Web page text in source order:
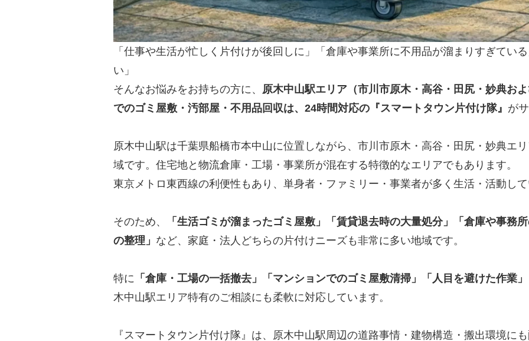
「仕事や生活が忙しく片付けが後回しに」「倉庫や事業所に不用品が溜まりすぎてい
い」
そんなお悩みをお持ちの方に、 原木中山駅エリア（市川市原木・高谷・田尻・妙典お
でのゴミ屋敷・汚部屋・不用品回収は、24時間対応の『スマートタウン片付け隊』 が
原木中山駅は千葉県船橋市本中山に位置しながら、市川市原木・高谷・田尻・妙典エ
域です。住宅地と物流倉庫・工場・事業所が混在する特徴的なエリアでもあります。
東京メトロ東西線の利便性もあり、単身者・ファミリー・事業者が多く生活・活動し
そのため、
「生活ゴミが溜まったゴミ屋敷」「賃貸退去時の大量処分」「倉庫や事務
の整理」 など、家庭・法人どちらの片付けニーズも非常に多い地域です。
特に 「倉庫・工場の一括撤去」「マンションでのゴミ屋敷清掃」「人目を避けた作業
木中山駅エリア特有のご相談にも柔軟に対応しています。
『スマートタウン片付け隊』は、原木中山駅周辺の道路事情・建物構造・搬出環境に